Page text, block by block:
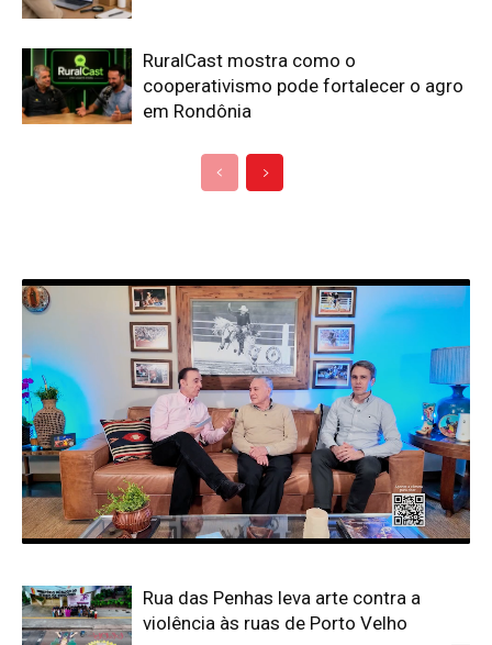
RuralCast mostra como o
cooperativismo pode fortalecer o agro
em Rondônia
Rua das Penhas leva arte contra a
violência às ruas de Porto Velho